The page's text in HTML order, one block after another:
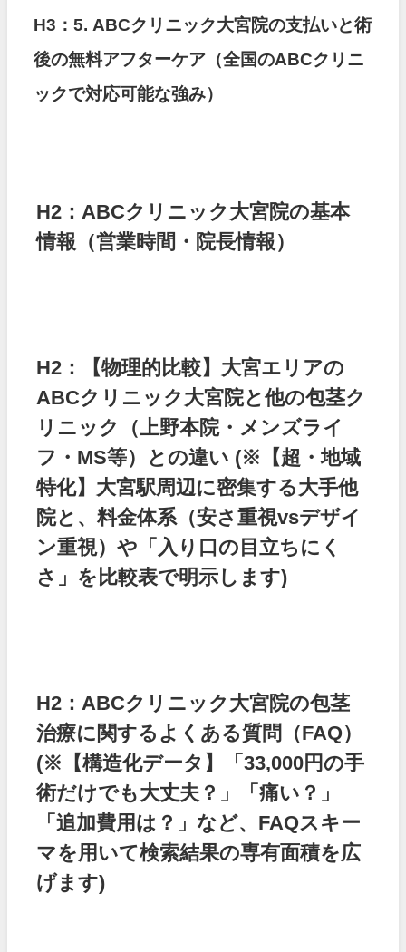
H3：5. ABCクリニック大宮院の支払いと術
後の無料アフターケア（全国のABCクリニ
ックで対応可能な強み）
H2：ABCクリニック大宮院の基本
情報（営業時間・院長情報）
H2：【物理的比較】大宮エリアの
ABCクリニック大宮院と他の包茎ク
リニック（上野本院・メンズライ
フ・MS等）との違い (※【超・地域
特化】大宮駅周辺に密集する大手他
院と、料金体系（安さ重視vsデザイ
ン重視）や「入り口の目立ちにく
さ」を比較表で明示します)
H2：ABCクリニック大宮院の包茎
治療に関するよくある質問（FAQ）
(※【構造化データ】「33,000円の手
術だけでも大丈夫？」「痛い？」
「追加費用は？」など、FAQスキー
マを用いて検索結果の専有面積を広
げます)